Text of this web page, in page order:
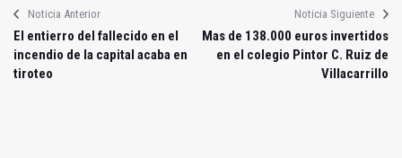
Noticia Anterior
El entierro del fallecido en el
incendio de la capital acaba en
tiroteo
Noticia Siguiente
Mas de 138.000 euros invertidos
en el colegio Pintor C. Ruiz de
Villacarrillo